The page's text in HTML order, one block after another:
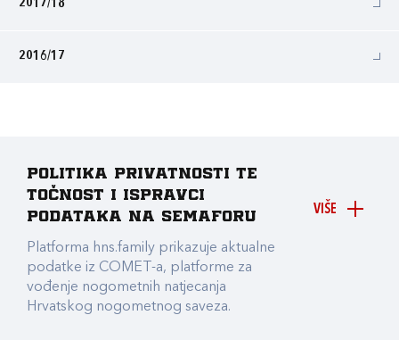
2017/18
2016/17
VIŠE
Politika privatnosti te
točnost i ispravci
podataka na Semaforu
Platforma hns.family prikazuje aktualne
podatke iz COMET-a, platforme za
vođenje nogometnih natjecanja
Hrvatskog nogometnog saveza.